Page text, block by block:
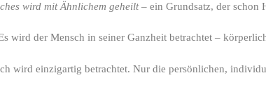
wird mit Ähnlichem geheilt– ein Grundsatz, der schon
wird der Mensch in seiner Ganzheit betrachtet –
wird einzigartig betrachtet. Nur die persönlichen,